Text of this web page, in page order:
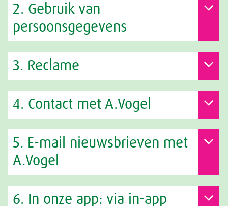
2. Gebruik van
persoonsgegevens
3. Reclame
4. Contact met A.Vogel
5. E-mail nieuwsbrieven met
A.Vogel
6. In onze app: via in-app